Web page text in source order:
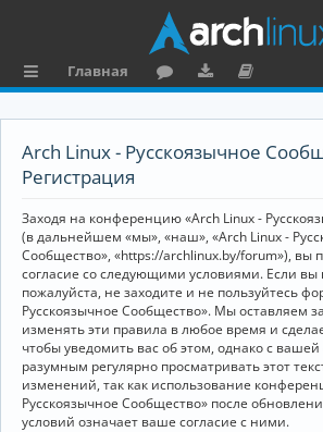
л
и
Главная
н
та
ц
и
я
Arch Linux - Русскоязычное
Регистрация
Заходя на конференцию «Arch Linux -
(в дальнейшем «мы», «наш», «Arch Linux -
Сообщество», «https://archlinux.by/forum»), вы
согласие со следующими условиями. Если вы
пожалуйста, не заходите и не пользуйтесь
Русскоязычное Сообщество». Мы оставляем
изменять эти правила в любое время и
чтобы уведомить вас об этом, однако с
разумным регулярно просматривать этот
изменений, так как использование
Русскоязычное Сообщество» после
условий означает ваше согласие с ними.